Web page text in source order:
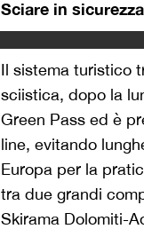
Sciare in sicurezza
Il sistema turistico
sciistica, dopo la
Green Pass ed è
line, evitando
Europa per la
tra due grandi
Skirama Dolomiti-